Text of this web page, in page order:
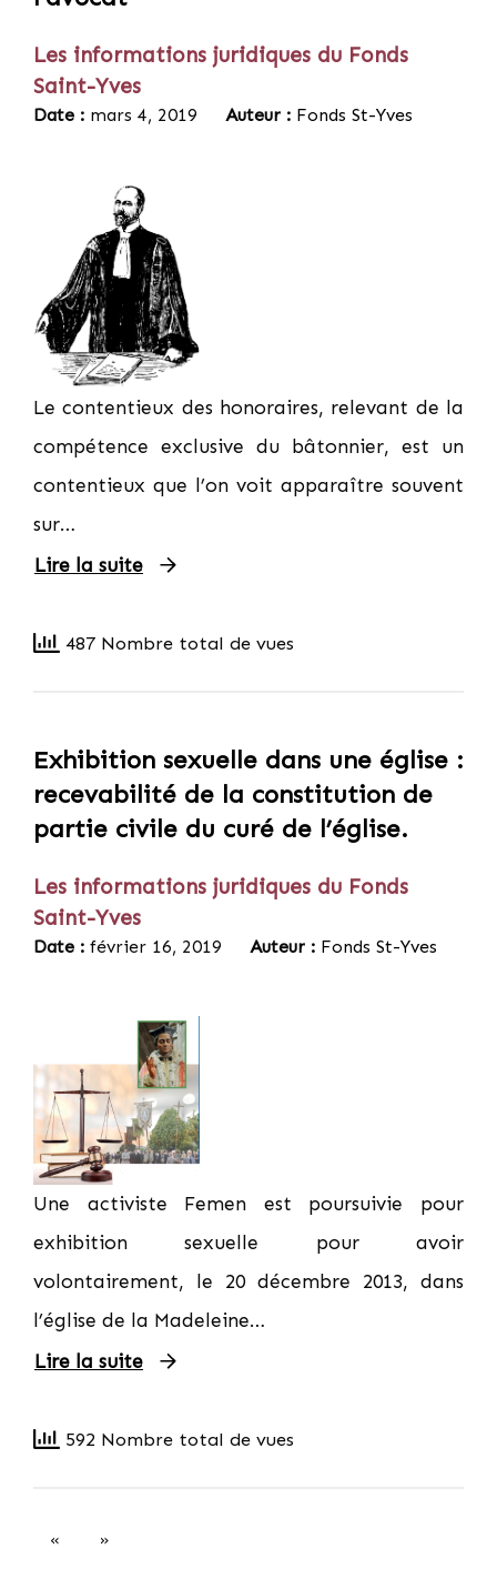
Les informations juridiques du Fonds
Saint-Yves
Date : mars 4, 2019 Auteur : Fonds St-Yves
Le contentieux des honoraires, relevant de la
compétence exclusive du bâtonnier, est un
contentieux que l’on voit apparaître souvent
sur…
Lire la suite
487 Nombre total de vues
Exhibition sexuelle dans une église :
recevabilité de la constitution de
partie civile du curé de l’église.
Les informations juridiques du Fonds
Saint-Yves
Date : février 16, 2019 Auteur : Fonds St-Yves
Une activiste Femen est poursuivie pour
exhibition sexuelle pour avoir
volontairement, le 20 décembre 2013, dans
l’église de la Madeleine…
Lire la suite
592 Nombre total de vues
« »